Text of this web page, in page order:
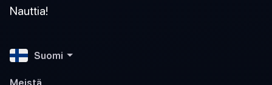
Nauttia!
Suomi
Meistä